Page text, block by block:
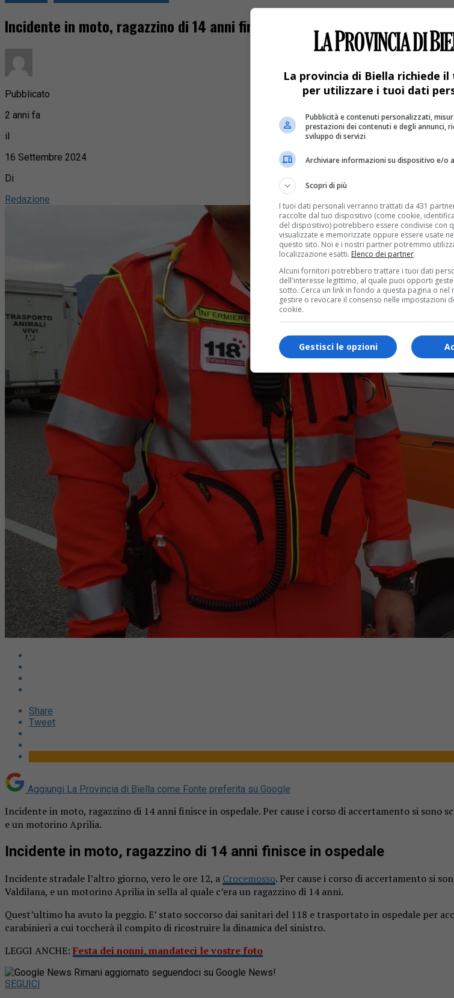
Incidente in moto, ragazzino di 14 anni finisce in ospedale
Pubblicato
2 anni fa
il
16 Settembre 2024
Di
Redazione
Share
Tweet
Aggiungi La Provincia di Biella come Fonte preferita su Google
Incidente in moto, ragazzino di 14 anni finisce in ospedale. Per cause i corso di accertamento si
e un motorino Aprilia.
Incidente in moto, ragazzino di 14 anni finisce in ospedale
Incidente stradale l’altro giorno, vero le ore 12, a Crocemosso. Per cause i corso di accertamento si
Valdilana, e un motorino Aprilia in sella al quale c’era un ragazzino di 14 anni.
Quest’ultimo ha avuto la peggio. E’ stato soccorso dai sanitari del 118 e trasportato in ospedale per
carabinieri a cui toccherà il compito di ricostruire la dinamica del sinistro.
LEGGI ANCHE: Festa dei nonni, mandateci le vostre foto
Rimani aggiornato seguendoci su Google News!
SEGUICI
La provincia di Biella richiede il
per utilizzare i tuoi dati
Pubblicità e contenuti personalizzati,
prestazioni dei contenuti e degli annunci,
sviluppo di servizi
Archiviare informazioni su dispositivo e/o
Scopri di più
I tuoi dati personali verranno trattati da 431
raccolte dal tuo dispositivo (come cookie,
del dispositivo) potrebbero essere condivise con
visualizzate e memorizzate oppure essere usate
questo sito. Noi e i nostri partner potremmo
localizzazione esatti. Elenco dei partner.
Alcuni fornitori potrebbero trattare i tuoi dati
dell'interesse legittimo, al quale puoi opporti
sotto. Cerca un link in fondo a questa pagina o nel
gestire o revocare il consenso nelle impostazioni
cookie.
Gestisci le opzioni